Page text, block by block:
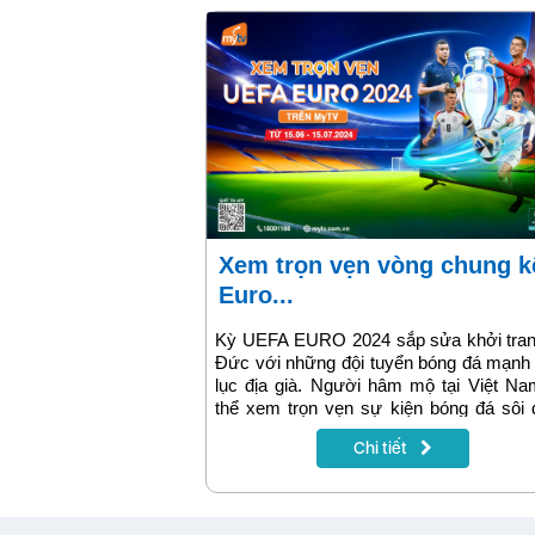
thời gian tới, hãy chọn gói V99 để giảm
chi phí di động!
Xem trọn vẹn vòng chung kết
Euro...
Kỳ UEFA EURO 2024 sắp sửa khởi
Đức với những đội tuyển bóng đá mạnh
lục địa già. Người hâm mộ tại Việt
thể xem trọn vẹn sự kiện bóng đá sôi
nhất mùa hè này trên hệ thống dịch vụ
của tập đoàn VNPT.Chi tiết